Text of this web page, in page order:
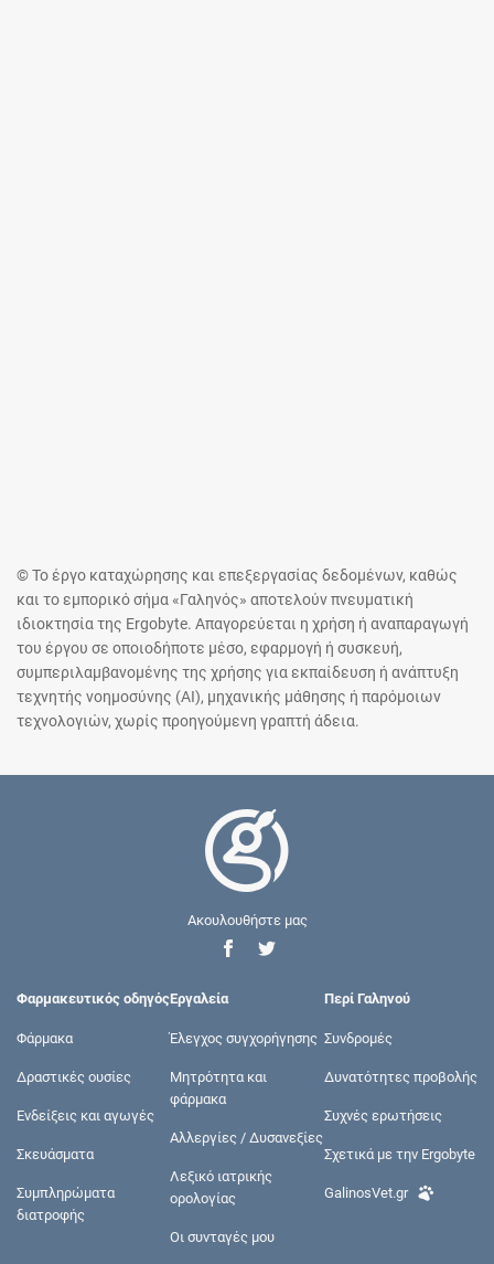
© Το έργο καταχώρησης και επεξεργασίας δεδομένων, καθώς
και το εμπορικό σήμα «Γαληνός» αποτελούν πνευματική
ιδιοκτησία της Ergobyte. Απαγορεύεται η χρήση ή αναπαραγωγή
του έργου σε οποιοδήποτε μέσο, εφαρμογή ή συσκευή,
συμπεριλαμβανομένης της χρήσης για εκπαίδευση ή ανάπτυξη
τεχνητής νοημοσύνης (AI), μηχανικής μάθησης ή παρόμοιων
τεχνολογιών, χωρίς προηγούμενη γραπτή άδεια.
Ακουλουθήστε μας
Φαρμακευτικός οδηγός
Φάρμακα
Δραστικές ουσίες
Ενδείξεις και αγωγές
Σκευάσματα
Συμπληρώματα
διατροφής
Εργαλεία
Έλεγχος συγχορήγησης
Μητρότητα και
φάρμακα
Αλλεργίες / Δυσανεξίες
Λεξικό ιατρικής
ορολογίας
Οι συνταγές μου
Περί Γαληνού
Συνδρομές
Δυνατότητες προβολής
Συχνές ερωτήσεις
Σχετικά με την Ergobyte
GalinosVet.gr